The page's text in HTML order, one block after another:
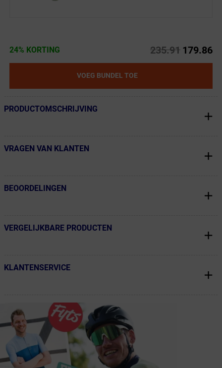
24% KORTING 235.91 179.86
VOEG BUNDEL TOE
← Terug naar productnavigatie
PRODUCTOMSCHRIJVING
← Terug naar productnavigatie
VRAGEN VAN KLANTEN
← Terug naar productnavigatie
BEOORDELINGEN
← Terug naar productnavigatie
VERGELIJKBARE PRODUCTEN
← Terug naar productnavigatie
KLANTENSERVICE